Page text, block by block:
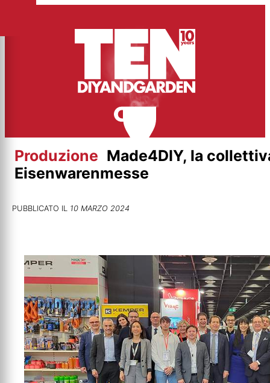
contenuto
Produzione Made4DIY, la
Eisenwarenmesse
PUBBLICATO IL 10 MARZO 2024